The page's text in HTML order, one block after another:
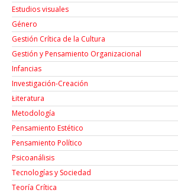
Estudios visuales
Género
Gestión Crítica de la Cultura
Gestión y Pensamiento Organizacional
Infancias
Investigación-Creación
Łiteratura
Metodología
Pensamiento Estético
Pensamiento Político
Psicoanálisis
Tecnologías y Sociedad
Teoría Crítica